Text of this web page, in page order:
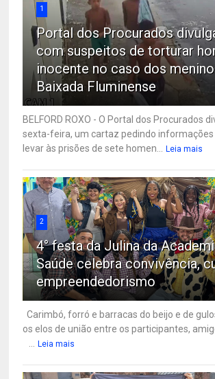
1
Portal dos Procurados
com suspeitos de torturar
inocente no caso dos
Baixada Fluminense
BELFORD ROXO - O Portal dos Procurados
sexta-feira, um cartaz pedindo informações
levar às prisões de sete homen... Leia mais
2
4° festa da Julina da
Saúde celebra convivência,
empreendedorismo
Carimbó, forró e barracas do beijo e de
os elos de união entre os participantes,
... Leia mais